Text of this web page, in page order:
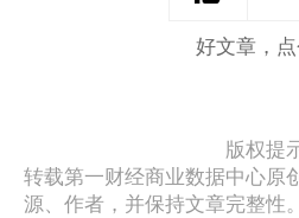
好文章，
版权提
转载第一财经商业数据中心原
源、作者，并保持文章完整性